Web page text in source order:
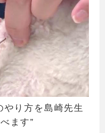
やり方を島崎先生
ます”